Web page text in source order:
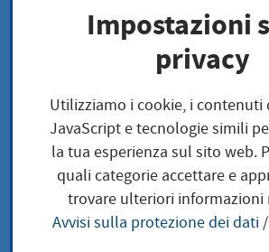
Pagina iniziale
Politica e
amministrazione
Il sindaco
Il sindaco
Impostazioni
privacy
Utilizziamo i cookie, i contenuti
JavaScript e tecnologie simili
la tua esperienza sul sito web.
quali categorie accettare e
trovare ulteriori informazioni
Avvisi sulla protezione dei dati/